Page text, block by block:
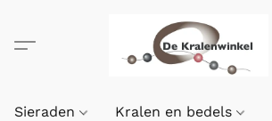
Sieraden Kralen en bedels